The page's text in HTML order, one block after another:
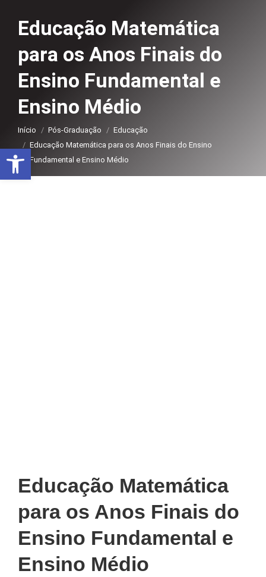
Educação Matemática
para os Anos Finais do
Ensino Fundamental e
Ensino Médio
Você está aqui:
Início Pós-Graduação
Educação
Educação Matemática para os Anos Finais do Ensino
Fundamental e Ensino Médio
Educação Matemática
para os Anos Finais do
Ensino Fundamental e
Ensino Médio
Abrir a barra de ferramentas